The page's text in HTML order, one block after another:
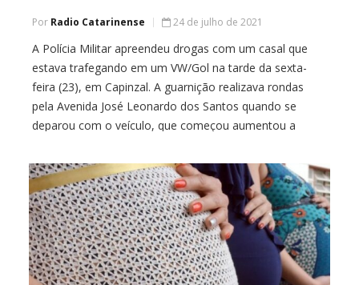
Por Radio Catarinense 24 de julho de 2021
A Polícia Militar apreendeu drogas com um casal que
estava trafegando em um VW/Gol na tarde da sexta-
feira (23), em Capinzal. A guarnição realizava rondas
pela Avenida José Leonardo dos Santos quando se
deparou com o veículo, que começou aumentou a
abordado no pátio de um […]